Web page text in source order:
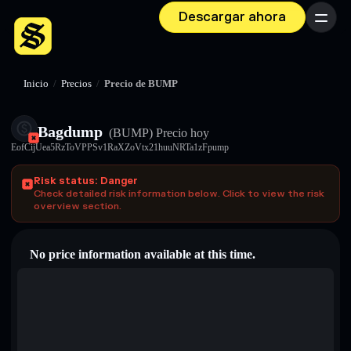
Descargar ahora Menú
Inicio / Precios / Precio de BUMP
Bagdump (BUMP) Precio hoy
EofCijUea5RzToVPPSv1RaXZoVtx21huuNRTa1zFpump
Risk status: Danger
Check detailed risk information below. Click to view the risk
overview section.
No price information available at this time.